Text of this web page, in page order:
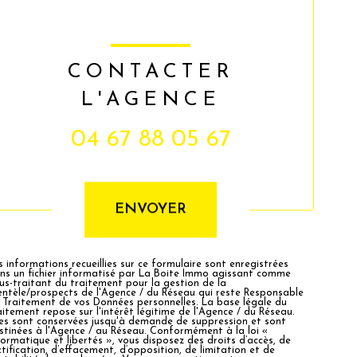
CONTACTER
L'AGENCE
04 67 88 05 67
ENVOYER
informations recueillies sur ce formulaire sont enregistrées
un fichier informatisé par La Boite Immo agissant comme
traitant du traitement pour la gestion de la
prospects de l'Agence / du Réseau qui reste Responsable
Traitement de vos Données personnelles. La base légale du
repose sur l'intérêt légitime de l'Agence / du Réseau.
sont conservées jusqu'à demande de suppression et sont
à l'Agence / au Réseau. Conformément à la loi «
et libertés », vous disposez des droits d’accès, de
d’effacement, d’opposition, de limitation et de